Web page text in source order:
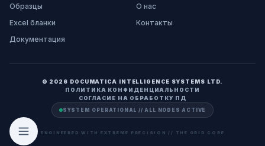
Образцы
Excel бланки
Документация
О нас
Контакты
© 2026 DOCUMATICA INTELLIGENCE SYSTEMS LTD.
ПОЛИТИКА КОНФИДЕНЦИАЛЬНОСТИ
СОГЛАСИЕ НА ОБРАБОТКУ ПД
SYSTEM OPERATIONAL // ALL NODES ACTIVE
ENGINEERED WITH EXTREME PRECISION // THE GRID CORE